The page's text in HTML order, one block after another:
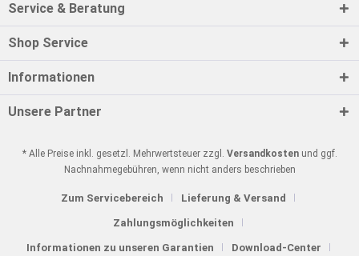
Service & Beratung
Shop Service
Informationen
Unsere Partner
* Alle Preise inkl. gesetzl. Mehrwertsteuer zzgl. Versandkostenund ggf.
Nachnahmegebühren, wenn nicht anders beschrieben
Zum Servicebereich Lieferung & Versand
Zahlungsmöglichkeiten
Informationen zu unseren Garantien Download-Center